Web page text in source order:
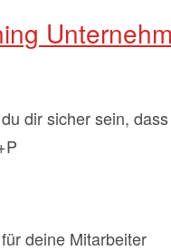
dir sicher sein,
deine Mitarbeiter